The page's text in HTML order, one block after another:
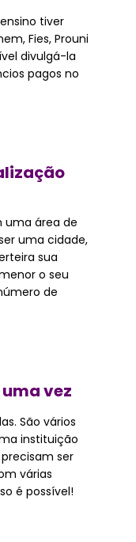
tiver
Fies, Prouni
divulgá-la
pagos no
uma área de
uma cidade,
sua
o seu
de
vez
São vários
instituição
ser
várias
é possível!